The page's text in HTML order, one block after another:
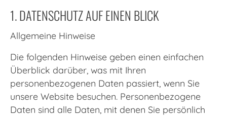
1. DATENSCHUTZ AUF EINEN BLICK
Allgemeine Hinweise
Die folgenden Hinweise geben einen einfachen
Überblick darüber, was mit Ihren
personenbezogenen Daten passiert, wenn Sie
unsere Website besuchen. Personenbezogene
Daten sind alle Daten, mit denen Sie persönlich